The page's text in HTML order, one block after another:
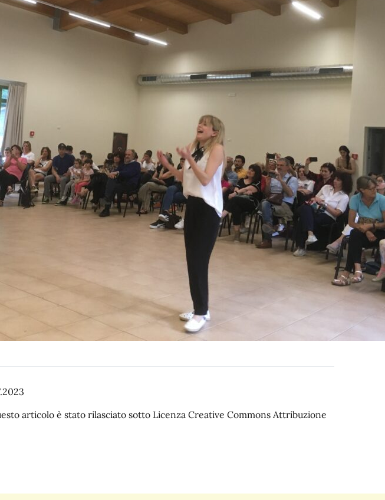
articolo è stato rilasciato sotto Licenza Creative Commons Attribuzione